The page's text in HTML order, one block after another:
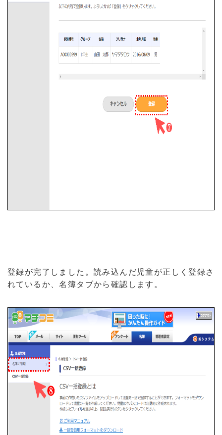
登録が完了しました。読み込んだ児童が正しく登録さ
れているか、名簿タブから確認します。